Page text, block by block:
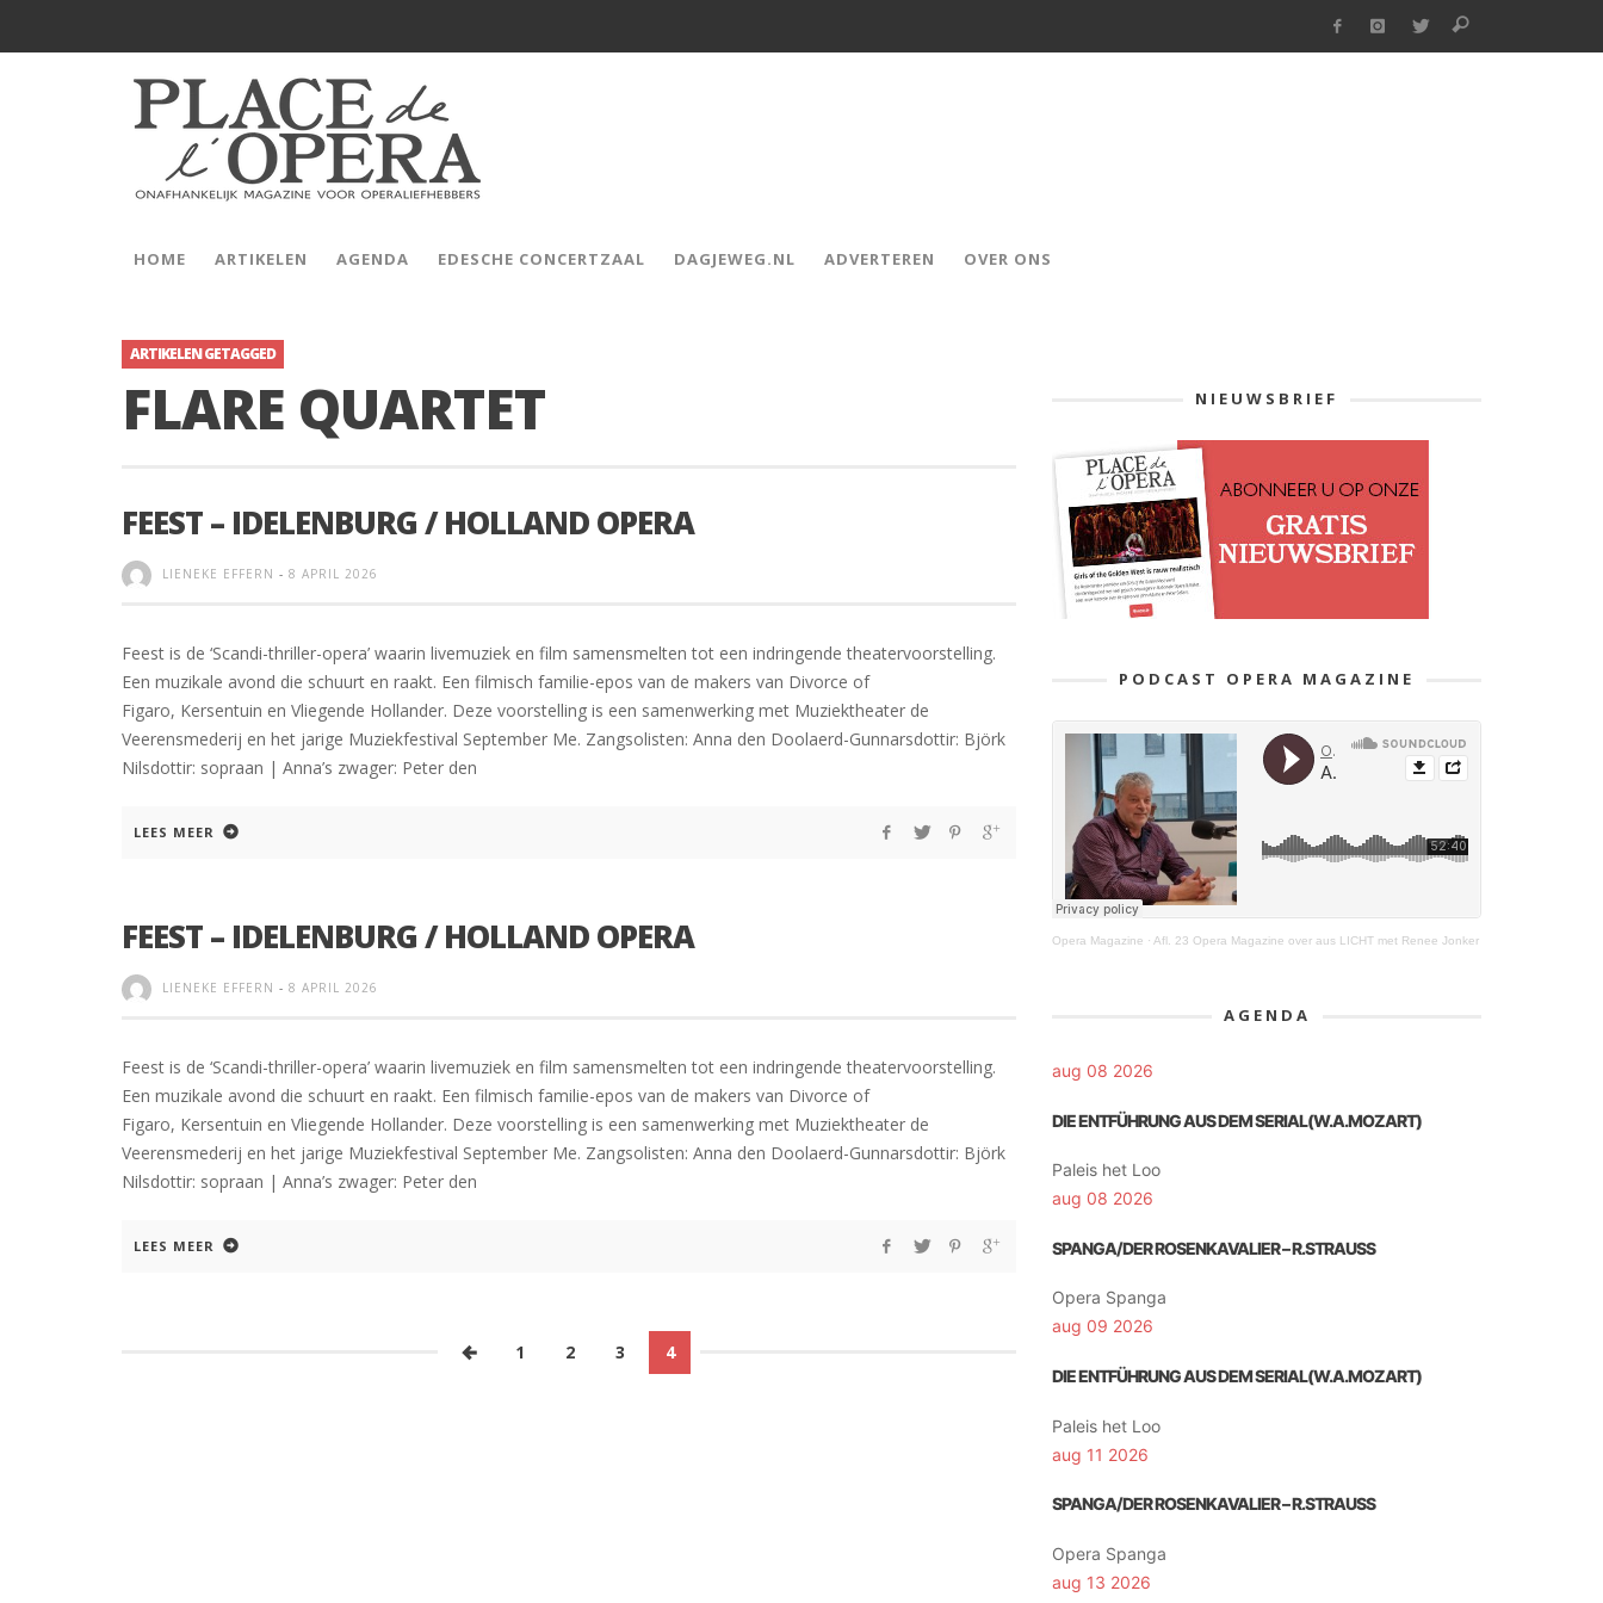
HOME ARTIKELEN AGENDA EDESCHE CONCERTZAAL DAGJEWEG.NL ADVERTEREN OVER ONS
ARTIKELEN GETAGGED
FLARE QUARTET
FEEST – IDELENBURG / HOLLAND OPERA
LIENEKE EFFERN - 8 APRIL 2026
Feest is de ‘Scandi-thriller-opera’ waarin livemuziek en film samensmelten tot een indringende theatervoorstelling.
Een muzikale avond die schuurt en raakt. Een filmisch familie-epos van de makers van Divorce of
Figaro, Kersentuin en Vliegende Hollander. Deze voorstelling is een samenwerking met Muziektheater de
Veerensmederij en het jarige Muziekfestival September Me. Zangsolisten: Anna den Doolaerd-Gunnarsdottir: Björk
Nilsdottir: sopraan | Anna’s zwager: Peter den
LEES MEER
FEEST – IDELENBURG / HOLLAND OPERA
LIENEKE EFFERN - 8 APRIL 2026
Feest is de ‘Scandi-thriller-opera’ waarin livemuziek en film samensmelten tot een indringende theatervoorstelling.
Een muzikale avond die schuurt en raakt. Een filmisch familie-epos van de makers van Divorce of
Figaro, Kersentuin en Vliegende Hollander. Deze voorstelling is een samenwerking met Muziektheater de
Veerensmederij en het jarige Muziekfestival September Me. Zangsolisten: Anna den Doolaerd-Gunnarsdottir: Björk
Nilsdottir: sopraan | Anna’s zwager: Peter den
LEES MEER
1 2 3 4
NIEUWSBRIEF
PODCAST OPERA MAGAZINE
Opera Magazine · Afl. 23 Opera Magazine over aus LICHT met Renee Jonker
AGENDA
aug 08 2026
DIE ENTFÜHRUNG AUS DEM SERIAL(W.A.MOZART)
Paleis het Loo
aug 08 2026
SPANGA/DER ROSENKAVALIER – R.STRAUSS
Opera Spanga
aug 09 2026
DIE ENTFÜHRUNG AUS DEM SERIAL(W.A.MOZART)
Paleis het Loo
aug 11 2026
SPANGA/DER ROSENKAVALIER – R.STRAUSS
Opera Spanga
aug 13 2026